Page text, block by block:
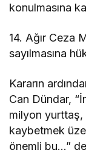
konulmasına
14. Ağır Ceza
sayılmasına
Kararın
Can Dündar,
milyon yurttaş,
kaybetmek
önemli bu…”